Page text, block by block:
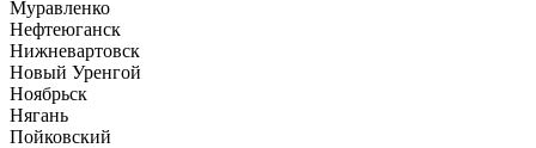
Муравленко
Нефтеюганск
Нижневартовск
Новый Уренгой
Ноябрьск
Нягань
Пойковский